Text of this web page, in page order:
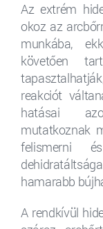
Az extrém
okoz az
munkába,
követően
reakciót
hatásai
mutatkoznak
felismerni
hamarabb
A rendkívül